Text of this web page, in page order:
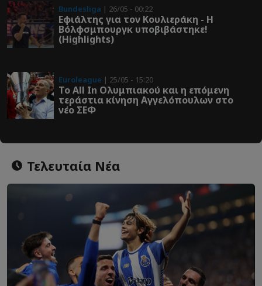
Bundesliga | 26/05 - 00:22
Εφιάλτης για τον Κουλιεράκη - Η
Βόλφσμπουργκ υποβιβάστηκε!
(Highlights)
Euroleague | 25/05 - 15:20
Το All In Ολυμπιακού και η επόμενη
τεράστια κίνηση Αγγελόπουλων στο
νέο ΣΕΦ
Τελευταία Νέα